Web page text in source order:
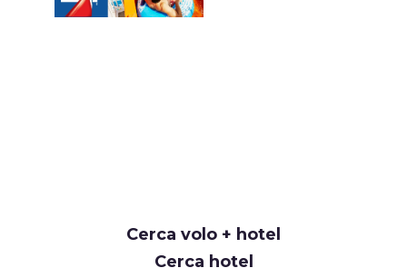
Cerca volo + hotel
Cerca hotel